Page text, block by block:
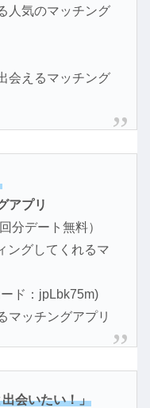
人気のマッチング
会えるマッチング
アプリ
分デート無料）
ングしてくれるマ
ド：jpLbk75m)
マッチングアプリ
会いたい！」